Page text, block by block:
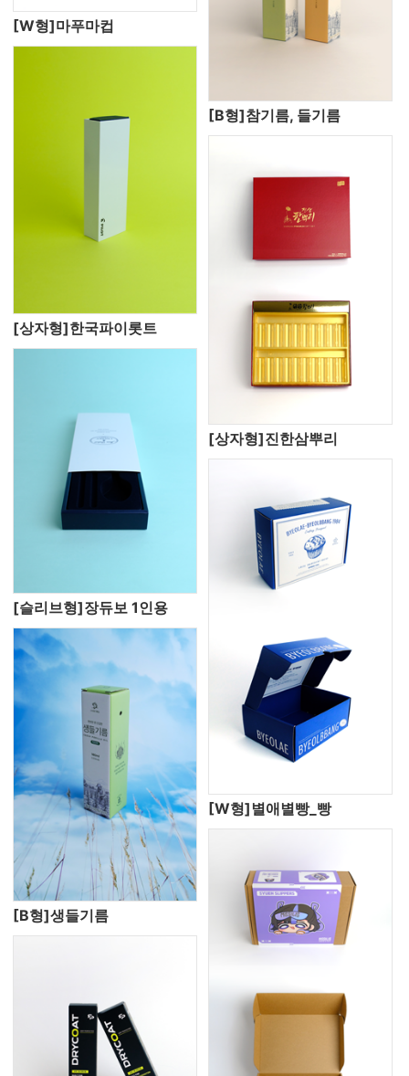
[W형]마푸마컵
[상자형]한국파이롯트
[B형]참기름, 들기름
[슬리브형]장듀보 1인용
[상자형]진한삼뿌리
[B형]생들기름
[W형]별애별빵_빵